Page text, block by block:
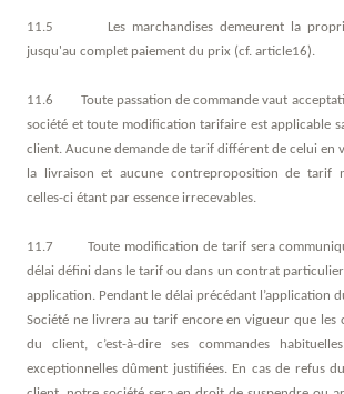
11.5 Les marchandises demeurent la
jusqu'au complet paiement du prix (cf. article16).
11.6 Toute passation de commande vaut
société et toute modification tarifaire est applicable
client. Aucune demande de tarif différent de celui en
la livraison et aucune contreproposition de tarif
celles-ci étant par essence irrecevables.
11.7 Toute modification de tarif sera
délai défini dans le tarif ou dans un contrat particulier
application. Pendant le délai précédant l’application
Société ne livrera au tarif encore en vigueur que les
du client, c’est-à-dire ses commandes
exceptionnelles dûment justifiées. En cas de refus